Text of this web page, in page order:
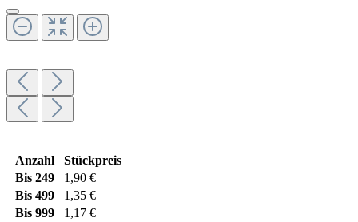
Anzahl
Stückpreis
Bis 249
1,90 €
Bis 499
1,35 €
Bis 999
1,17 €